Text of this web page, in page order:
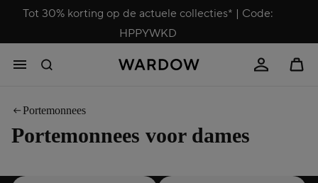
Tot 30% korting op de actuele collecties* | Code:
HPPYWKD
Portemonnees
Portemonnees voor dames